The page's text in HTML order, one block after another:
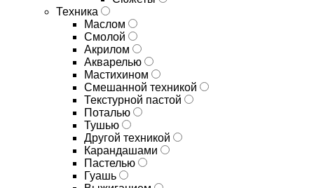
Техника
Маслом
Смолой
Акрилом
Акварелью
Мастихином
Смешанной техникой
Текстурной пастой
Поталью
Тушью
Другой техникой
Карандашами
Пастелью
Гуашь